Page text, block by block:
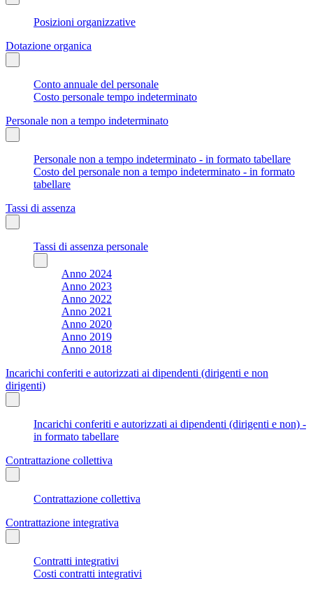
Posizioni organizzative
Dotazione organica
Conto annuale del personale
Costo personale tempo indeterminato
Personale non a tempo indeterminato
Personale non a tempo indeterminato - in formato tabellare
Costo del personale non a tempo indeterminato - in formato
tabellare
Tassi di assenza
Tassi di assenza personale
Anno 2024
Anno 2023
Anno 2022
Anno 2021
Anno 2020
Anno 2019
Anno 2018
Incarichi conferiti e autorizzati ai dipendenti (dirigenti e non
dirigenti)
Incarichi conferiti e autorizzati ai dipendenti (dirigenti e non) -
in formato tabellare
Contrattazione collettiva
Contrattazione collettiva
Contrattazione integrativa
Contratti integrativi
Costi contratti integrativi